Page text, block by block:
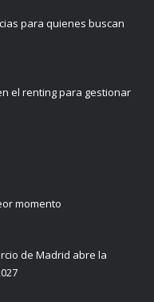
para quienes buscan
el renting para gestionar
momento
de Madrid abre la